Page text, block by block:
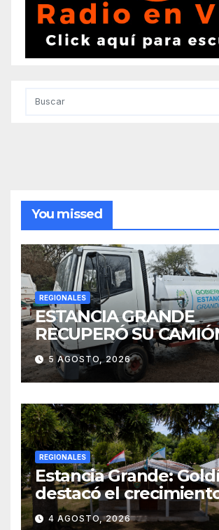
You missed
REGIONALES
ESTANCIA GRANDE
RECUPERÓ SU
ATMOSFÉRICO Y
EL SERVICIO DE
SANEAMIENTO PARA
VECINOS
5 AGOSTO, 2026
REGIONALES
Estancia Grande:
destacó el
municipio, anunció
4 AGOSTO, 2026